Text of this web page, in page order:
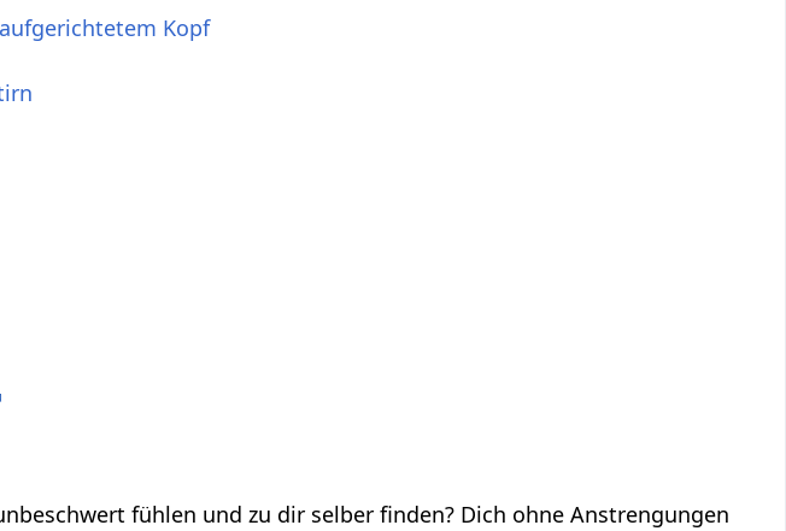
Kopf
fühlen und zu dir selber finden? Dich ohne Anstrengungen